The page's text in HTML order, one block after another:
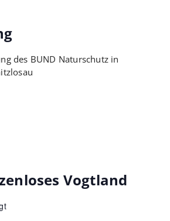
des BUND Naturschutz in
Vogtland